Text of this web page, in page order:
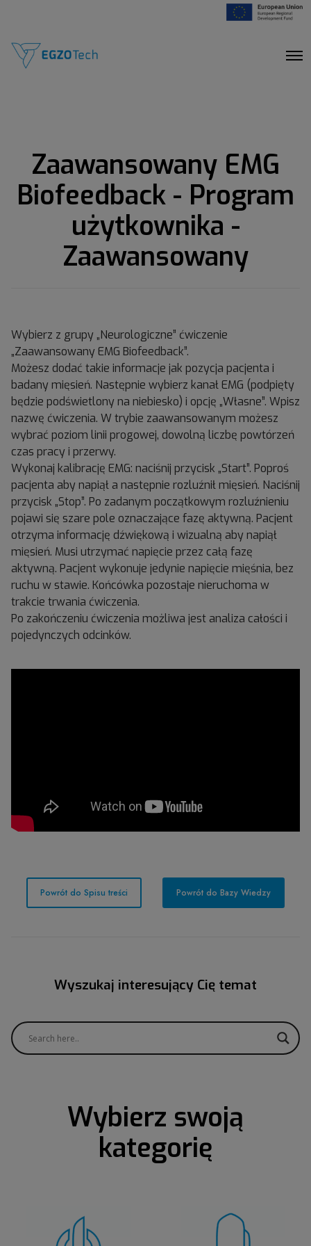
O
Zaawansowany EMG
Biofeedback - Program
użytkownika -
Zaawansowany
Wybierz z grupy „Neurologiczne” ćwiczenie
„Zaawansowany EMG Biofeedback”.
Możesz dodać takie informacje jak pozycja pacjenta i
badany mięsień. Następnie wybierz kanał EMG (podpięty
będzie podświetlony na niebiesko) i opcję „Własne”. Wpisz
nazwę ćwiczenia. W trybie zaawansowanym możesz
wybrać poziom linii progowej, dowolną liczbę powtórzeń
czas pracy i przerwy.
Wykonaj kalibrację EMG: naciśnij przycisk „Start”. Poproś
pacjenta aby napiął a następnie rozluźnił mięsień. Naciśnij
przycisk „Stop”. Po zadanym początkowym rozluźnieniu
pojawi się szare pole oznaczające fazę aktywną. Pacjent
otrzyma informację dźwiękową i wizualną aby napiął
mięsień. Musi utrzymać napięcie przez całą fazę
aktywną. Pacjent wykonuje jedynie napięcie mięśnia, bez
ruchu w stawie. Końcówka pozostaje nieruchoma w
trakcie trwania ćwiczenia.
Po zakończeniu ćwiczenia możliwa jest analiza całości i
pojedynczych odcinków.
Powrót do Spisu treści Powrót do Bazy Wiedzy
Wyszukaj interesujący Cię temat
Wybierz swoją
kategorię